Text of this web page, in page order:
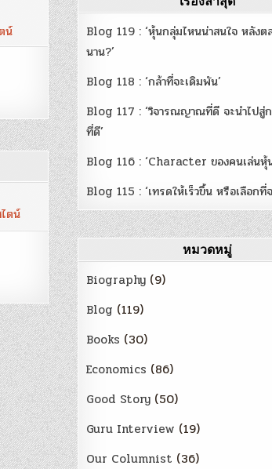
น์
ตน์
Blog 119 : ‘หุ้นกลุ่มไหนน่าสนใจ หลังต
นาน?’
Blog 118 : ‘กล้าที่จะเดิมพัน’
Blog 117 : ‘วิจารณญาณที่ดี จะนำไปสู่
ที่ดี’
Blog 116 : ‘Character ของคนเล่นหุ้
Blog 115 : ‘เทรดให้เร็วขึ้น หรือเลือกที่จ
หมวดหมู่
Biography (9)
Blog (119)
Books (30)
Economics (86)
Good Story (50)
Guru Interview (19)
Our Columnist (36)